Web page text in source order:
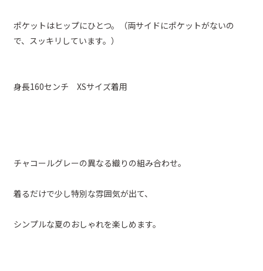
ポケットはヒップにひとつ。（両サイドにポケットがないの
で、スッキリしています。）
身長160センチ XSサイズ着用
チャコールグレーの異なる織りの組み合わせ。
着るだけで少し特別な雰囲気が出て、
シンプルな夏のおしゃれを楽しめます。